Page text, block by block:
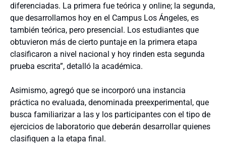
diferenciadas. La primera fue teórica y online; la segunda,
que desarrollamos hoy en el Campus Los Ángeles, es
también teórica, pero presencial. Los estudiantes que
obtuvieron más de cierto puntaje en la primera etapa
clasificaron a nivel nacional y hoy rinden esta segunda
prueba escrita”, detalló la académica.
Asimismo, agregó que se incorporó una instancia
práctica no evaluada, denominada preexperimental, que
busca familiarizar a las y los participantes con el tipo de
ejercicios de laboratorio que deberán desarrollar quienes
clasifiquen a la etapa final.